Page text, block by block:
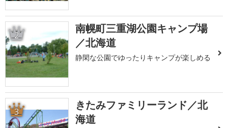
2
南幌町三重湖公園キャンプ場
／北海道
静閑な公園でゆったりキャンプが楽しめる
3
きたみファミリーランド／北
海道